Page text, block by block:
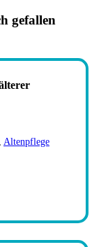
gefallen
Altenpflege